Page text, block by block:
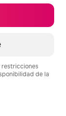
restricciones
de la